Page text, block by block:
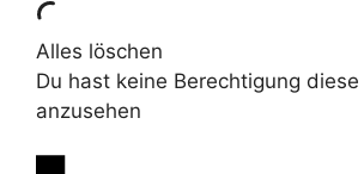
Alles löschen
Du hast keine Berechtigung diese
anzusehen